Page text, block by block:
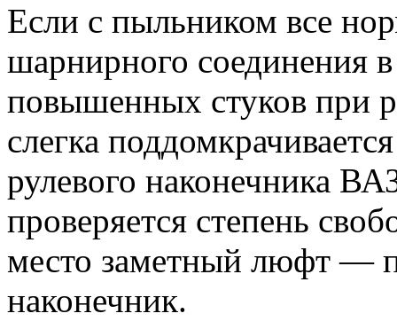
Если с пыльником все
шарнирного соединения
повышенных стуков при
слегка
рулевого наконечника
проверяется степень
место заметный люфт —
наконечник.